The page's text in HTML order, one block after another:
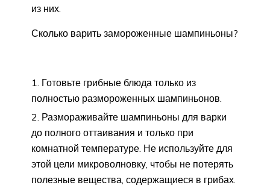
из них.
Сколько варить замороженные шампиньоны?
Готовьте грибные блюда только из
полностью размороженных шампиньонов.
Размораживайте шампиньоны для варки
до полного оттаивания и только при
комнатной температуре. Не используйте для
этой цели микроволновку, чтобы не потерять
полезные вещества, содержащиеся в грибах.